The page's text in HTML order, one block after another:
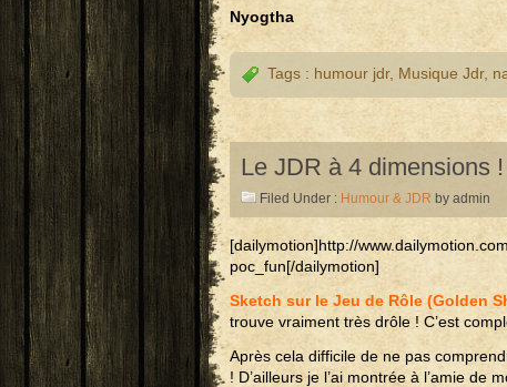
Nyogtha
Tags : humour jdr, Musique Jdr,
Le JDR à 4 dimensions !
Filed Under : Humour & JDR by admin
[dailymotion]http://
poc_fun[/dailymotion]
Sketch sur le Jeu de Rôle (Golden
trouve vraiment très drôle ! C’est
Après cela difficile de ne pas
! D’ailleurs je l’ai montrée à l’amie de